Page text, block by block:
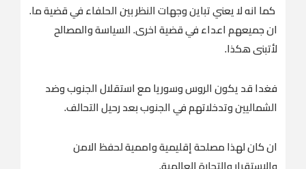
كما انه لا يعني تباين وجهات النظر بين الحلفاء في قضية ما.
ان جميعهم اعداء في قضية اخرى. السياسة والمصالح
لأتبنى هكذا.
فغدا قد يكون الروس وسوريا مع استقلال الجنوب وضد
الشماليين وتدخلاتهم في الجنوب بعد رحيل التحالف.
ان كان لهذا مصلحة إقليمية واممية لحفظ الامن